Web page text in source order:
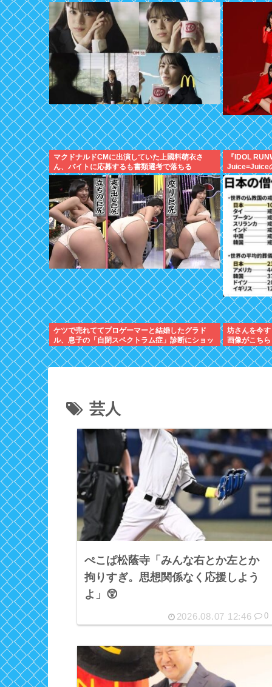
マクドナルドCMに出演していた上國料萌衣さ
ん、バイトに応募するも書類選考で落ちる
『IDOL
Juice=Juice
ケツで売れててプロゲーマーと結婚したグラド
ル、息子の「自閉スペクトラム症」診断にショッ
クで泣く
坊さんを今
画像がこちら
芸人
ぺこぱ松蔭寺「みんな右とか左とか
拘りすぎ。思想関係なく応援しよう
よ」😲
2026.08.07 12:46 0